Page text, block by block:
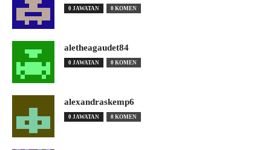
0 JAWATAN 0 KOMEN
aletheagaudet84
0 JAWATAN 0 KOMEN
alexandraskemp6
0 JAWATAN 0 KOMEN